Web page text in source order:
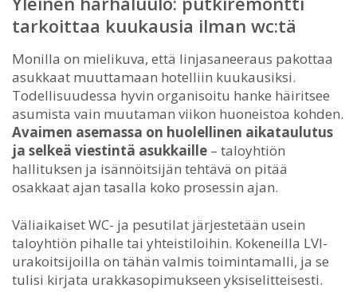
tarkoittaa kuukausia ilman wc:tä
Monilla on mielikuva, että linjasaneeraus pakottaa
asukkaat muuttamaan hotelliin kuukausiksi.
Todellisuudessa hyvin organisoitu hanke häiritsee
asumista vain muutaman viikon huoneistoa kohden.
Avaimen asemassa on huolellinen aikataulutus
ja selkeä viestintä asukkaille – taloyhtiön
hallituksen ja isännöitsijän tehtävä on pitää
osakkaat ajan tasalla koko prosessin ajan.
Väliaikaiset WC- ja pesutilat järjestetään usein
taloyhtiön pihalle tai yhteistiloihin. Kokeneilla LVI-
urakoitsijoilla on tähän valmis toimintamalli, ja se
tulisi kirjata urakkasopimukseen yksiselitteisesti.